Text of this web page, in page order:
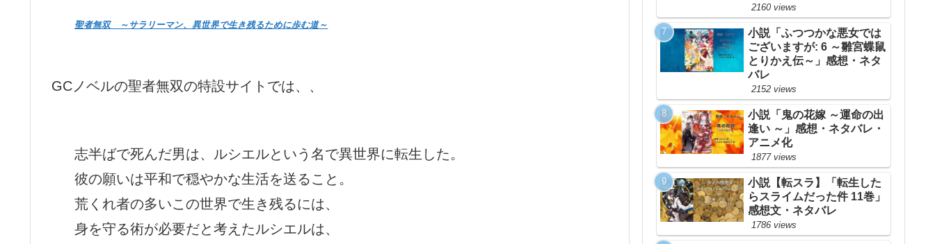
聖者無双 ～サラリーマン、異世界で生き残るために歩む道～
GCノベルの聖者無双の特設サイトでは、、
志半ばで死んだ男は、ルシエルという名で異世界に転生した。
彼の願いは平和で穏やかな生活を送ること。
荒くれ者の多いこの世界で生き残るには、
身を守る術が必要だと考えたルシエルは、
2160 views
小説「ふつつかな悪女では
ございますが: 6 ～雛宮蝶鼠
とりかえ伝～」感想・ネタ
バレ
2152 views
小説「鬼の花嫁 ～運命の出
逢い ～」感想・ネタバレ・
アニメ化
1877 views
小説【転スラ】「転生した
らスライムだった件 11巻」
感想文・ネタバレ
1786 views